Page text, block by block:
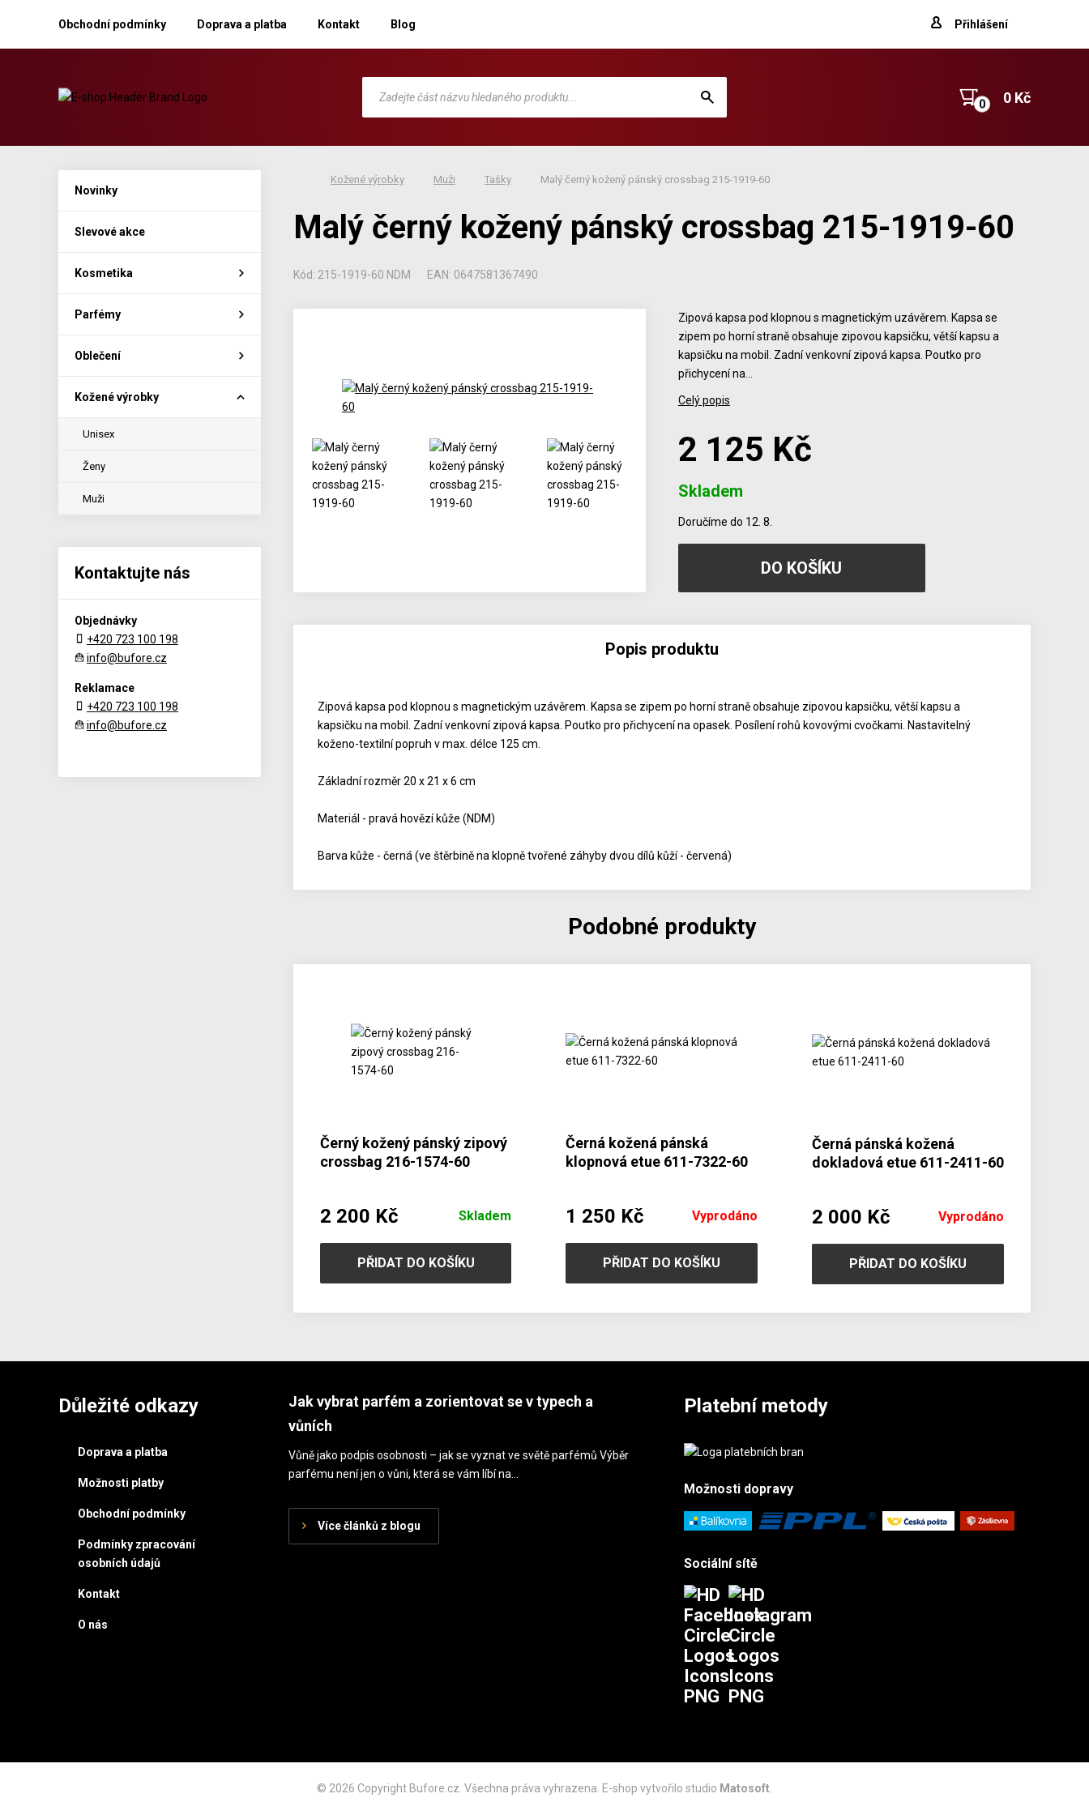
Obchodní podmínky Doprava a platba Kontakt Blog Přihlášení
0 Kč
Kožené výrobky Muži Tašky Malý černý kožený pánský crossbag 215-1919-60
Malý černý kožený pánský crossbag 215-1919-60
Kód: 215-1919-60 NDM EAN: 0647581367490
Zipová kapsa pod klopnou s magnetickým uzávěrem. Kapsa se
zipem po horní straně obsahuje zipovou kapsičku, větší kapsu a
kapsičku na mobil. Zadní venkovní zipová kapsa. Poutko pro
přichycení na…
Celý popis
2 125 Kč
Skladem
Doručíme do 12. 8.
Popis produktu
Zipová kapsa pod klopnou s magnetickým uzávěrem. Kapsa se zipem po horní straně obsahuje zipovou kapsičku, větší kapsu a
kapsičku na mobil. Zadní venkovní zipová kapsa. Poutko pro přichycení na opasek. Posílení rohů kovovými cvočkami. Nastavitelný
koženo-textilní popruh v max. délce 125 cm.
Základní rozměr 20 x 21 x 6 cm
Materiál - pravá hovězí kůže (NDM)
Barva kůže - černá (ve štěrbině na klopně tvořené záhyby dvou dílů kůží - červená)
Podobné produkty
Černý kožený pánský zipový
crossbag 216-1574-60
2 200 Kč Skladem
PŘIDAT DO KOŠÍKU
Černá kožená pánská
klopnová etue 611-7322-60
1 250 Kč Vyprodáno
PŘIDAT DO KOŠÍKU
Černá pánská kožená
dokladová etue 611-2411-60
2 000 Kč Vyprodáno
PŘIDAT DO KOŠÍKU
Novinky
Slevové akce
Kosmetika
Parfémy
Oblečení
Kožené výrobky
Unisex
Ženy
Muži
Kontaktujte nás
Objednávky
+420 723 100 198
info@bufore.cz
Reklamace
+420 723 100 198
info@bufore.cz
Důležité odkazy
Doprava a platba
Možnosti platby
Obchodní podmínky
Podmínky zpracování
osobních údajů
Kontakt
O nás
Jak vybrat parfém a zorientovat se v typech a
vůních
Vůně jako podpis osobnosti – jak se vyznat ve světě parfémů Výběr
parfému není jen o vůni, která se vám líbí na…
Více článků z blogu
Platební metody
Možnostidopravy
Sociální sítě
© 2026 Copyright Bufore.cz. Všechna práva vyhrazena. E-shop vytvořilo studio Matosoft